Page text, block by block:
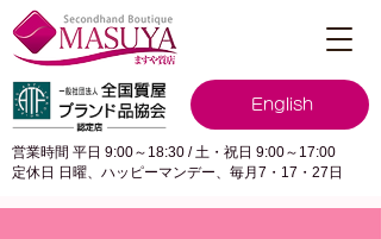
English
営業時間 平日 9:00～18:30 / 土・祝日 9:00～17:00
定休日 日曜、ハッピーマンデー、毎月7・17・27日